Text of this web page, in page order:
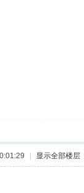
显示全部楼层